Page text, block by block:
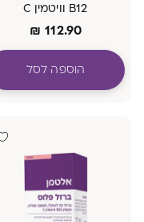
B12 וויטמין C
כשר למהדרין
₪ 112.90
הוספה לסל